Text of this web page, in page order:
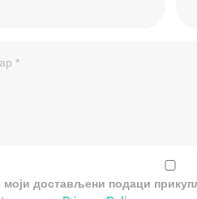
достављени подаци